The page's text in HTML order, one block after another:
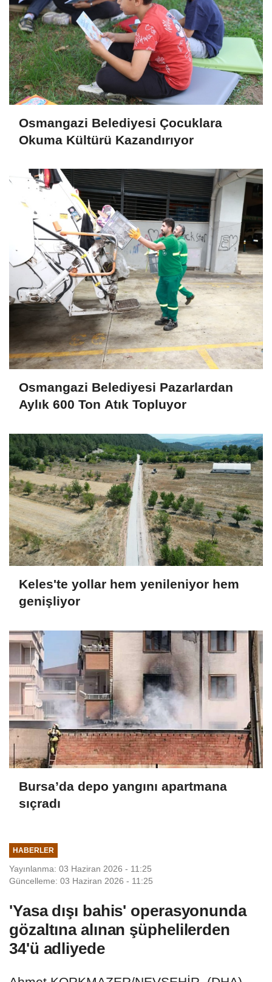
Osmangazi Belediyesi Çocuklara
Okuma Kültürü Kazandırıyor
Osmangazi Belediyesi Pazarlardan
Aylık 600 Ton Atık Topluyor
Keles'te yollar hem yenileniyor hem
genişliyor
Bursa’da depo yangını apartmana
sıçradı
HABERLER
Yayınlanma: 03 Haziran 2026 - 11:25
Güncelleme: 03 Haziran 2026 - 11:25
'Yasa dışı bahis' operasyonunda
gözaltına alınan şüphelilerden
34'ü adliyede